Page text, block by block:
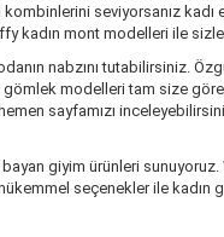
seviyorsanız
kadın mont modelleri ile
nabzını tutabilirsiniz.
modelleri tam size
sayfamızı
giyim ürünleri
seçenekler ile